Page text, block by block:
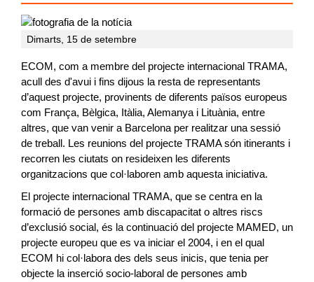
Dimarts, 15 de setembre
ECOM, com a membre del projecte internacional TRAMA,
acull des d'avui i fins dijous la resta de representants
d’aquest projecte, provinents de diferents països europeus
com França, Bèlgica, Itàlia, Alemanya i Lituània, entre
altres, que van venir a Barcelona per realitzar una sessió
de treball. Les reunions del projecte TRAMA són itinerants i
recorren les ciutats on resideixen les diferents
organitzacions que col·laboren amb aquesta iniciativa.
El projecte internacional TRAMA, que se centra en la
formació de persones amb discapacitat o altres riscs
d’exclusió social, és la continuació del projecte MAMED, un
projecte europeu que es va iniciar el 2004, i en el qual
ECOM hi col·labora des dels seus inicis, que tenia per
objecte la inserció socio-laboral de persones amb